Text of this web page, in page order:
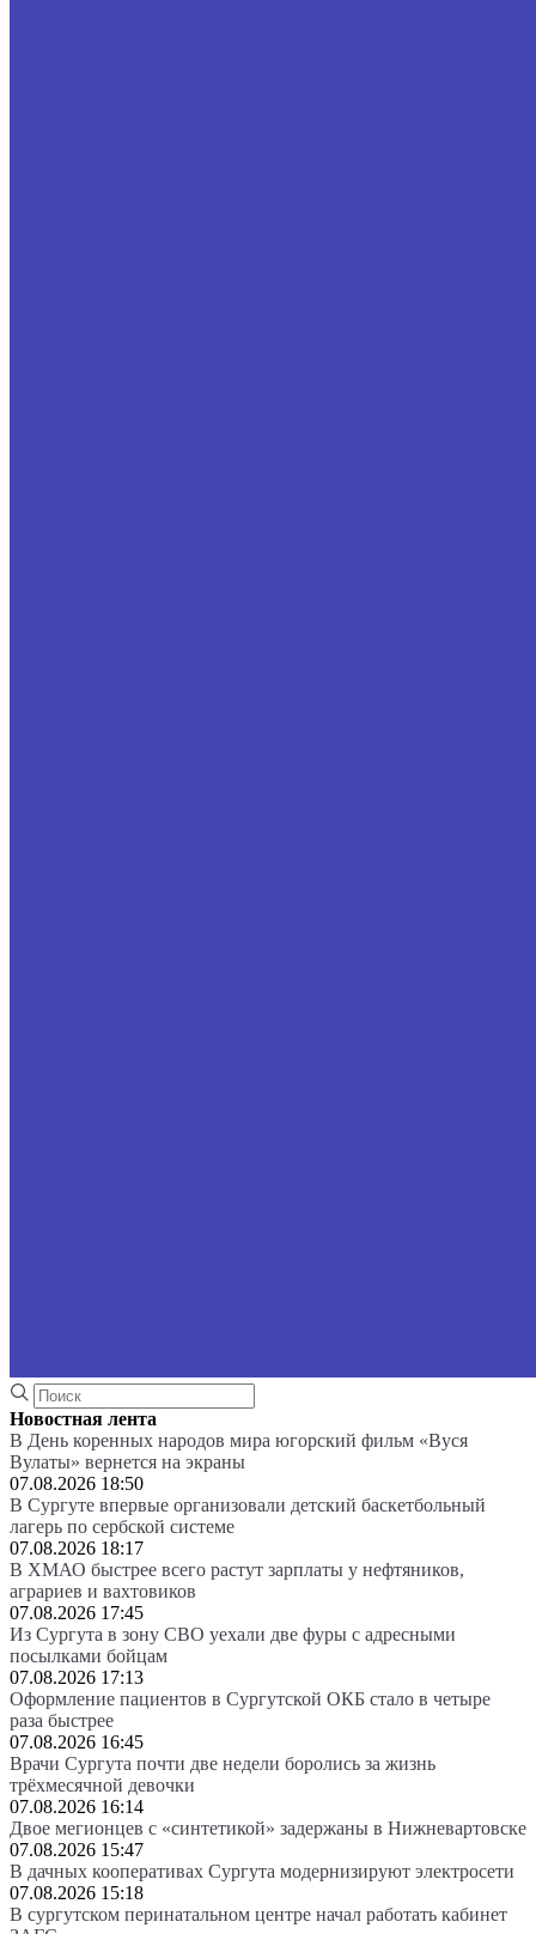
Новостная лента
В День коренных народов мира югорский фильм «Вуся
Вулаты» вернется на экраны
07.08.2026 18:50
В Сургуте впервые организовали детский баскетбольный
лагерь по сербской системе
07.08.2026 18:17
В ХМАО быстрее всего растут зарплаты у нефтяников,
аграриев и вахтовиков
07.08.2026 17:45
Из Сургута в зону СВО уехали две фуры с адресными
посылками бойцам
07.08.2026 17:13
Оформление пациентов в Сургутской ОКБ стало в четыре
раза быстрее
07.08.2026 16:45
Врачи Сургута почти две недели боролись за жизнь
трёхмесячной девочки
07.08.2026 16:14
Двое мегионцев с «синтетикой» задержаны в Нижневартовске
07.08.2026 15:47
В дачных кооперативах Сургута модернизируют электросети
07.08.2026 15:18
В сургутском перинатальном центре начал работать кабинет